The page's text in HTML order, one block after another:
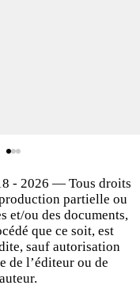
rédactions
- 2026 — Tous droits
partielle ou
et/ou des documents,
que ce soit, est
sauf autorisation
de l’éditeur ou de